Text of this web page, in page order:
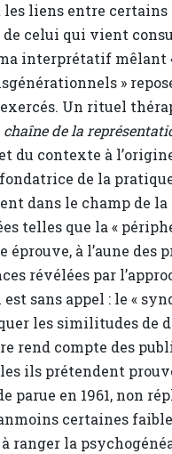
liens entre certains
celui qui vient
interprétatif mêlant
»
Un rituel
chaîne de la
et du contexte à
de la
dans le champ de
telles que la «
à l’aune
révélées par
sans appel : le «
les similitudes de
rend compte des
ils prétendent
parue en 1961, non
certaines
la